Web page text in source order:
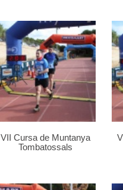
VII Cursa de Muntanya
Tombatossals